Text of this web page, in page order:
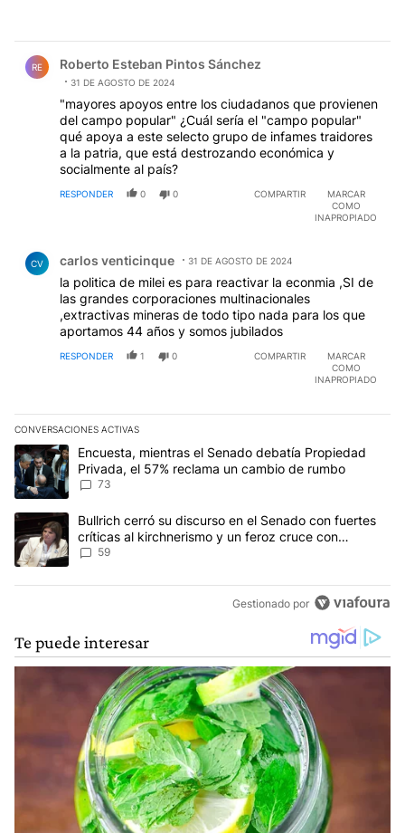
RE Roberto Esteban Pintos Sánchez
31 DE AGOSTO DE 2024
"mayores apoyos entre los ciudadanos que provienen
del campo popular" ¿Cuál sería el "campo popular"
qué apoya a este selecto grupo de infames traidores
a la patria, que está destrozando económica y
socialmente al país?
RESPONDER 0 0 COMPARTIR
MARCAR
COMO
INAPROPIADO
CV carlos venticinque 31 DE AGOSTO DE 2024
la politica de milei es para reactivar la econmia ,SI de
las grandes corporaciones multinacionales
,extractivas mineras de todo tipo nada para los que
aportamos 44 años y somos jubilados
RESPONDER 1 0 COMPARTIR
MARCAR
COMO
INAPROPIADO
CONVERSACIONES ACTIVAS
Este listado muestra los artículos con más comentarios en los
Un artículo de tendencia con el título "Encuesta, mientras el
Encuesta, mientras el Senado debatía Propiedad
Privada, el 57% reclama un cambio de rumbo
73
Un artículo de tendencia con el título "Bullrich cerró su discurso
Bullrich cerró su discurso en el Senado con fuertes
críticas al kirchnerismo y un feroz cruce con
Capitanich al que le gritó “¡cállate!”
59
Gestionado por